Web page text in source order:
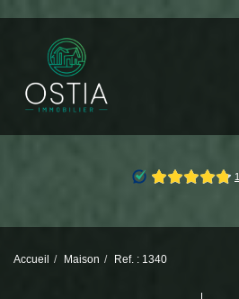
Accueil Maison Ref. : 1340